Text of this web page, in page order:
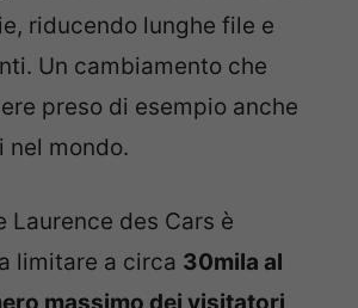
riducendo lunghe file e
Un cambiamento che
preso di esempio anche
nel mondo.
Laurence des Cars è
limitare a circa 30mila al